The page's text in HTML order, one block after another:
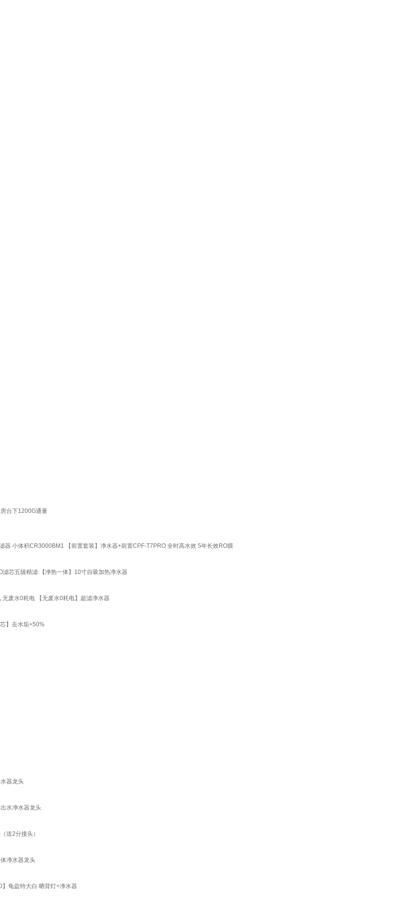
台下1200G通量
小体积CR3000BM1 【前置套装】净水器+前置CPF-T7PRO 全时高水效 5年长效RO膜
芯五级精滤 【净热一体】10寸自吸加热净水器
废水0耗电 【无废水0耗电】超滤净水器
】去水垢+50%
器龙头
水净水器龙头
送2分接头）
净水器龙头
龟盆特大白 晒背灯+净水器